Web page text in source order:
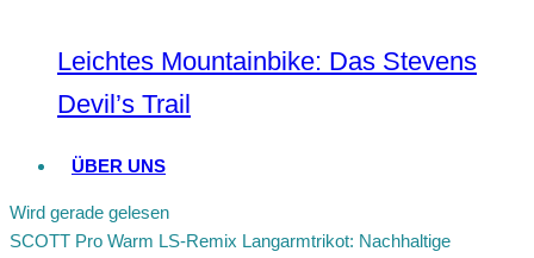
Leichtes Mountainbike: Das Stevens
Devil’s Trail
ÜBER UNS
Wird gerade gelesen
SCOTT Pro Warm LS-Remix Langarmtrikot: Nachhaltige